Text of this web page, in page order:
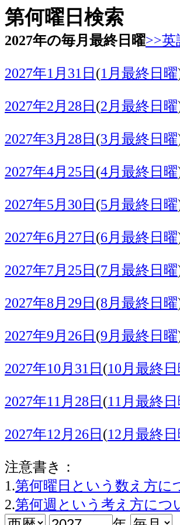
第何曜日検索
2027年の毎月最終日曜>>英
2027年1月31日 (1月最終日曜
2027年2月28日 (2月最終日曜
2027年3月28日 (3月最終日曜
2027年4月25日 (4月最終日曜
2027年5月30日 (5月最終日曜
2027年6月27日 (6月最終日曜
2027年7月25日 (7月最終日曜
2027年8月29日 (8月最終日曜
2027年9月26日 (9月最終日曜
2027年10月31日 (10月最終
2027年11月28日 (11月最終
2027年12月26日 (12月最終
注意書き：
1.第何曜日という数え方に
2.第何週という考え方につ